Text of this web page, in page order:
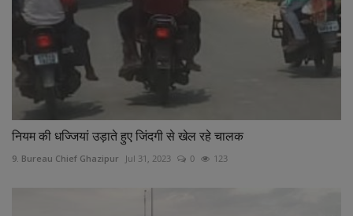
नियम की धज्जियां उड़ाते हुए जिंदगी से खेल रहे चालक
9. Bureau Chief Ghazipur Jul 31, 2023 0 123